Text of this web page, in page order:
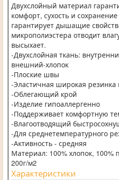
Двухслойный материал
комфорт, сухость и
гарантирует дышащие
микрополиэстера отводит
высыхает.
-Двухслойная ткань:
внешний-хлопок
-Плоские швы
-Эластичная широкая резинка
-Облегающий крой
-Изделие гипоаллергенно
-Поддерживает комфортную
-Влагоотводящий
-Для среднетемпературного
-Активность - средняя
Материал: 100% хлопок, 100%
200г/м2
Характеристики